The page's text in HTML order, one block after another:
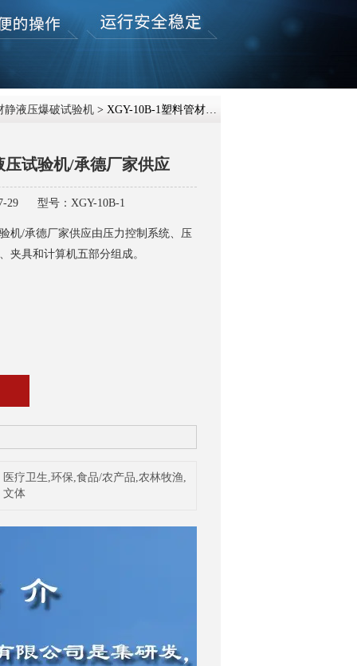
静液压爆破试验机 > XGY-10B-1塑料管材静液压试验机/承德厂家供应
压试验机/承德厂家供应
29 型号：XGY-10B-1
机/承德厂家供应由压力控制系统、压
夹具和计算机五部分组成。
医疗卫生,环保,食品/农产品,农林牧渔,
文体